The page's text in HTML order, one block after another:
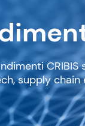
supply